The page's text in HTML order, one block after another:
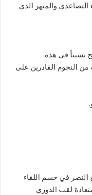
والمبهر الذي
نسبياً في هذه
من النجوم القادرين على
النصر في حسم اللقاء
لقب الدوري